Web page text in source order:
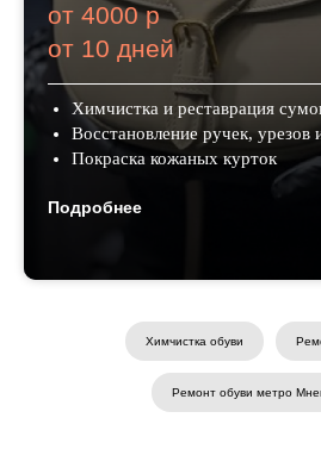
от 4000 р
от 10 дней
Химчистка и реставрация
Восстановление ручек,
Покраска кожаных курток
Подробнее
Химчистка обуви
Ремонт обуви метро